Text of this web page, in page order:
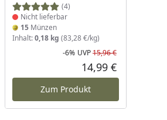
(4)
Nicht lieferbar
15 Münzen
Inhalt:0,18 kg (83,28 €/kg)
Rabatt in
-6% UVP15,96 €
Aktueller
14,99 €
Zum Produkt